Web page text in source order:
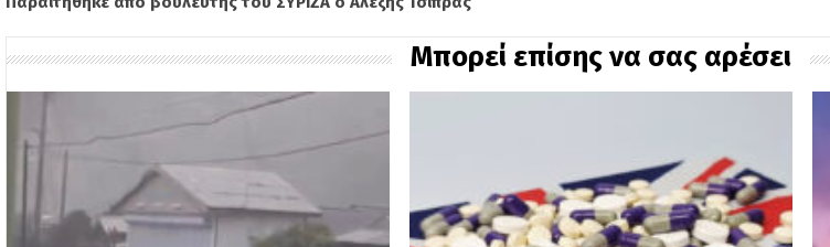
Μπορεί επίσης να σας αρέσει